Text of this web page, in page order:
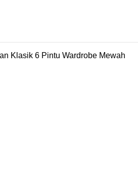
Klasik 6 Pintu Wardrobe Mewah